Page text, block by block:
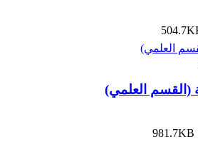
(القسم العلمي)
981.7KB